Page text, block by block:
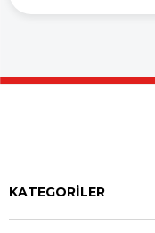
KATEGORİLER